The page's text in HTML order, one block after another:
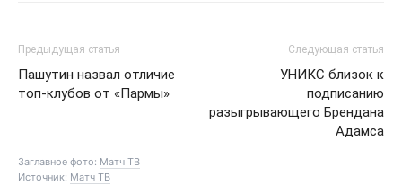
Предыдущая статья
Пашутин назвал отличие
топ-клубов от «Пармы»
Следующая статья
УНИКС близок к
подписанию
разыгрывающего Брендана
Адамса
Заглавное фото: Матч ТВ
Источник: Матч ТВ